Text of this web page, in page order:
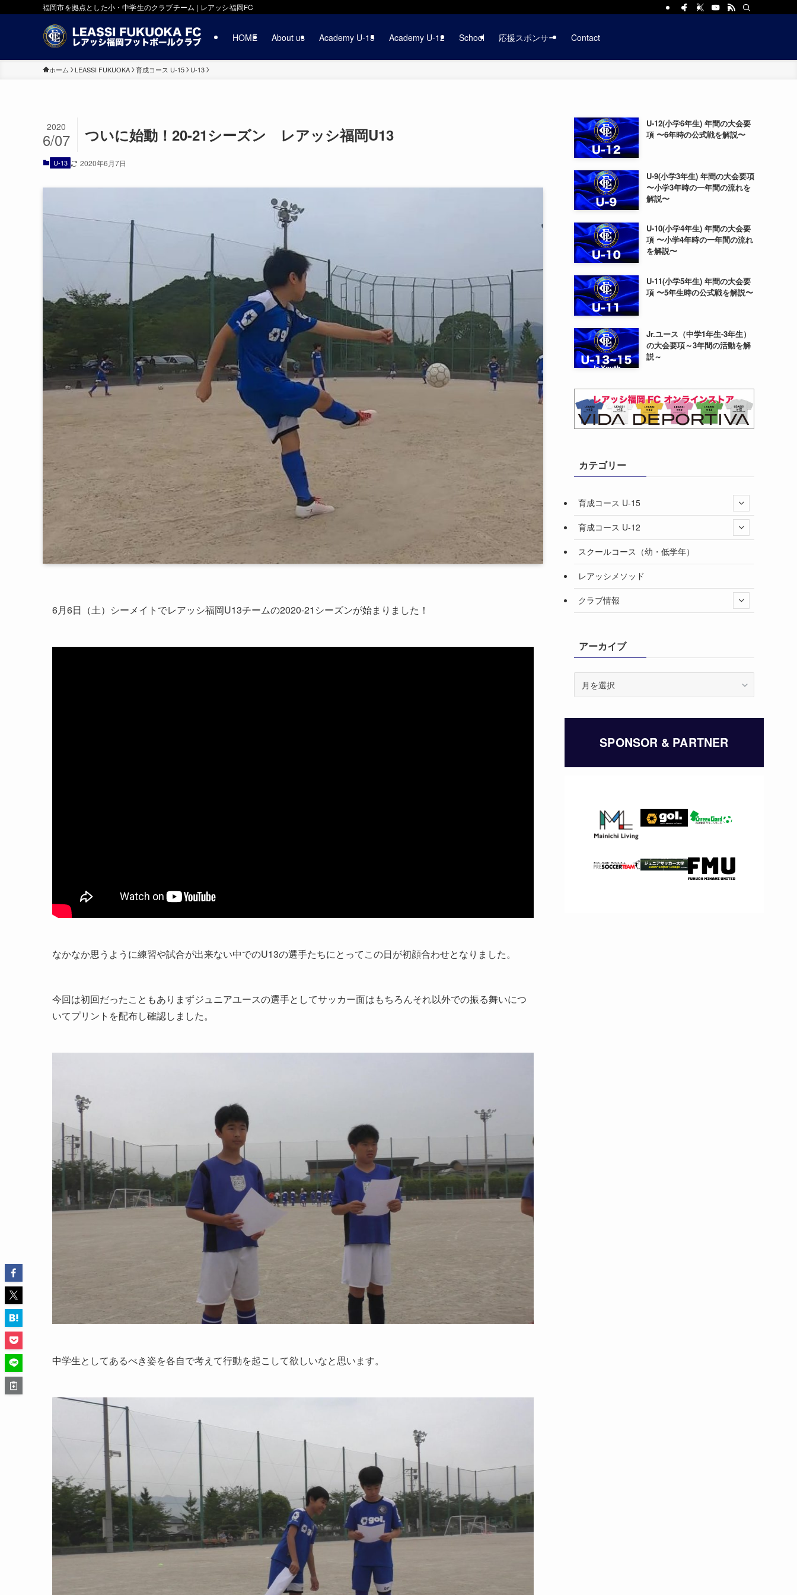
福岡市を拠点とした小・中学生のクラブチーム | レアッシ福岡FC
HOME About us Academy U-15 Academy U-12 School 応援スポンサー Contact
ホーム LEASSI FUKUOKA 育成コース U-15 U-13
ついに始動！20-21シーズン レアッシ福岡U13
2020
6/07
U-13 2020年6月7日
6月6日（土）シーメイトでレアッシ福岡U13チームの2020‐21シーズンが始まりました！
なかなか思うように練習や試合が出来ない中でのU13の選手たちにとってこの日が初顔合わせとなりました。
今回は初回だったこともありまずジュニアユースの選手としてサッカー面はもちろんそれ以外での振る舞いにつ
いてプリントを配布し確認しました。
中学生としてあるべき姿を各自で考えて行動を起こして欲しいなと思います。
U-12(小学6年生) 年間の大会要
項 〜6年時の公式戦を解説〜
U-9(小学3年生) 年間の大会要項
〜小学3年時の一年間の流れを
解説〜
U-10(小学4年生) 年間の大会要
項 〜小学4年時の一年間の流れ
を解説〜
U-11(小学5年生) 年間の大会要
項 〜5年生時の公式戦を解説〜
Jr.ユース（中学1年生-3年生）
の大会要項～3年間の活動を解
説～
カテゴリー
育成コース U-15
育成コース U-12
スクールコース（幼・低学年）
レアッシメソッド
クラブ情報
アーカイブ
イ
SPONSOR & PARTNER